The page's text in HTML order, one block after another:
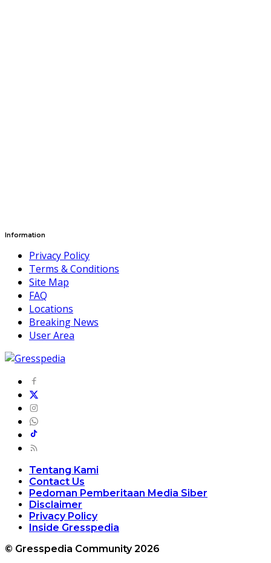
Information
Privacy Policy
Terms & Conditions
Site Map
FAQ
Locations
Breaking News
User Area
Tentang Kami
Contact Us
Pedoman Pemberitaan Media Siber
Disclaimer
Privacy Policy
Inside Gresspedia
© Gresspedia Community 2026